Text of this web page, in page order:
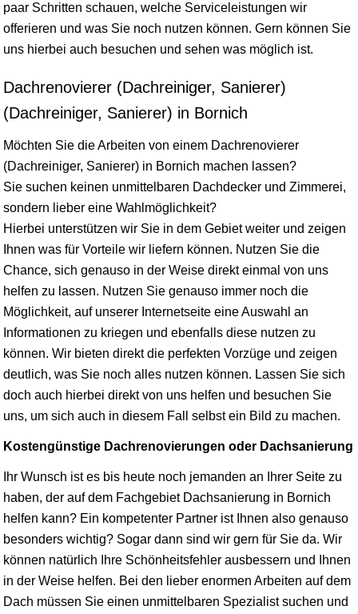
paar Schritten schauen, welche Serviceleistungen wir
offerieren und was Sie noch nutzen können. Gern können Sie
uns hierbei auch besuchen und sehen was möglich ist.
Dachrenovierer (Dachreiniger, Sanierer)
(Dachreiniger, Sanierer) in Bornich
Möchten Sie die Arbeiten von einem Dachrenovierer
(Dachreiniger, Sanierer) in Bornich machen lassen?
Sie suchen keinen unmittelbaren Dachdecker und Zimmerei,
sondern lieber eine Wahlmöglichkeit?
Hierbei unterstützen wir Sie in dem Gebiet weiter und zeigen
Ihnen was für Vorteile wir liefern können. Nutzen Sie die
Chance, sich genauso in der Weise direkt einmal von uns
helfen zu lassen. Nutzen Sie genauso immer noch die
Möglichkeit, auf unserer Internetseite eine Auswahl an
Informationen zu kriegen und ebenfalls diese nutzen zu
können. Wir bieten direkt die perfekten Vorzüge und zeigen
deutlich, was Sie noch alles nutzen können. Lassen Sie sich
doch auch hierbei direkt von uns helfen und besuchen Sie
uns, um sich auch in diesem Fall selbst ein Bild zu machen.
Kostengünstige Dachrenovierungen oder Dachsanierung
Ihr Wunsch ist es bis heute noch jemanden an Ihrer Seite zu
haben, der auf dem Fachgebiet Dachsanierung in Bornich
helfen kann? Ein kompetenter Partner ist Ihnen also genauso
besonders wichtig? Sogar dann sind wir gern für Sie da. Wir
können natürlich Ihre Schönheitsfehler ausbessern und Ihnen
in der Weise helfen. Bei den lieber enormen Arbeiten auf dem
Dach müssen Sie einen unmittelbaren Spezialist suchen und